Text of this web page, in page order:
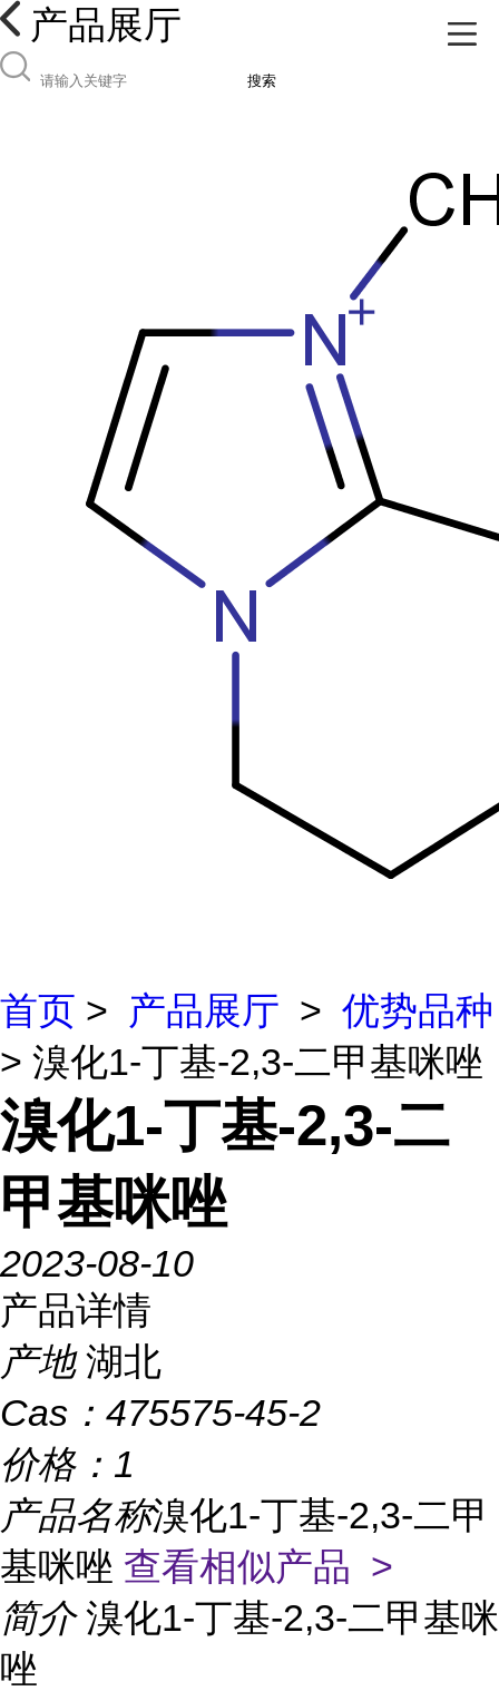
产品展厅
搜索
首页 > 产品展厅 > 优势品种
> 溴化1-丁基-2,3-二甲基咪唑
溴化1-丁基-2,3-二
甲基咪唑
2023-08-10
产品详情
产地 湖北
Cas： 475575-45-2
价格： 1
产品名称溴化1-丁基-2,3-二甲
基咪唑 查看相似产品 >
简介 溴化1-丁基-2,3-二甲基咪
唑